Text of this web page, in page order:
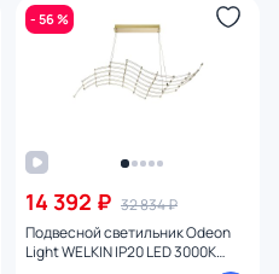
- 56 %
14 392 ₽ 32 834 ₽
Подвесной светильник Odeon
Light WELKIN IP20 LED 3000K